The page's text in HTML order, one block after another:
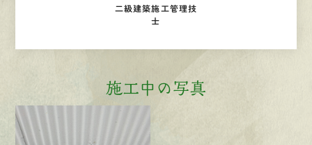
二級建築施工管理技
士
施工中の写真